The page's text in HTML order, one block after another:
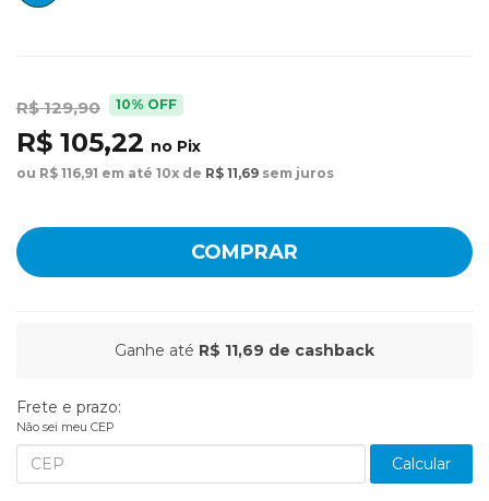
R$ 129,90 10% OFF
R$ 105,22 no Pix
ou R$ 116,91 em até 10x de R$ 11,69 sem juros
COMPRAR
Ganhe até R$ 11,69 de cashback
Frete e prazo:
Não sei meu CEP
Calcular